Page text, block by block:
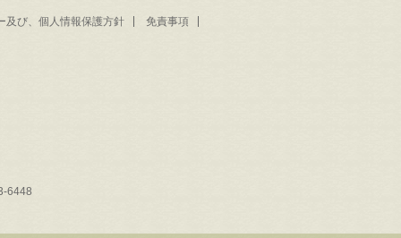
及び、個人情報保護方針 免責事項
6448